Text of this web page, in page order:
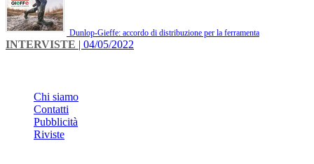
Dunlop-Gieffe: accordo di distribuzione per la ferramenta
INTERVISTE | 04/05/2022
Chi siamo
Contatti
Pubblicità
Riviste